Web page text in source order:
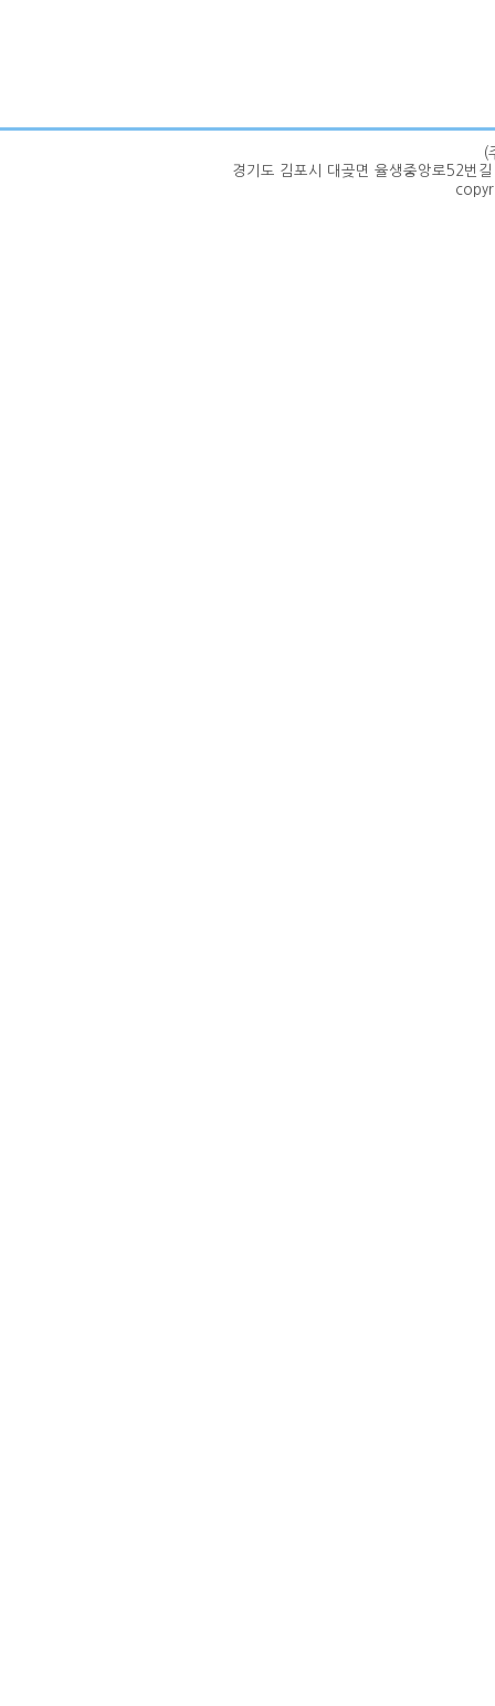
(
경기도 김포시 대곶면 율생중앙로52